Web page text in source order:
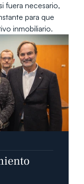
fuera necesario,
para que
inmobiliario.